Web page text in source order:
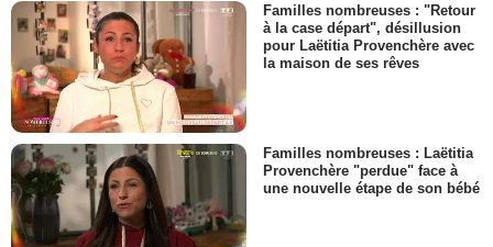
Familles nombreuses : "Retour
à la case départ", désillusion
pour Laëtitia Provenchère avec
la maison de ses rêves
Familles nombreuses : Laëtitia
Provenchère "perdue" face à
une nouvelle étape de son bébé